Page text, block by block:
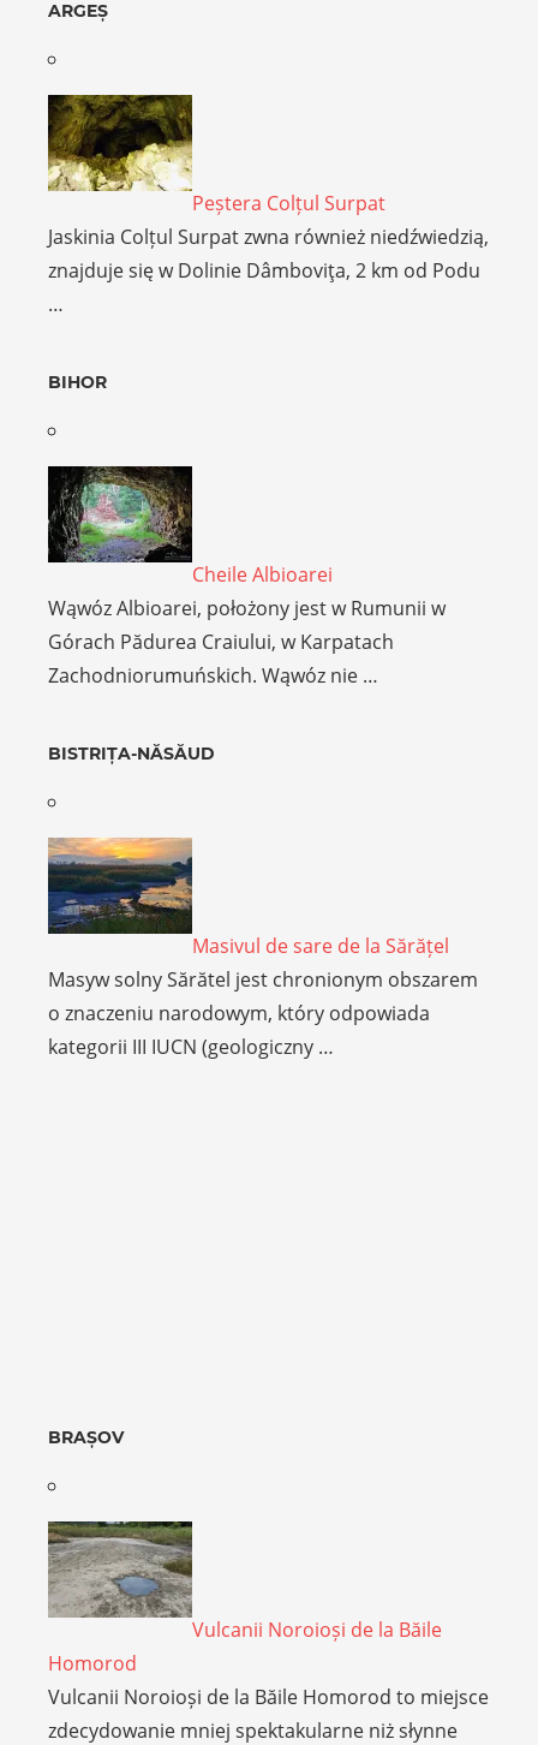
ARGEȘ
Peștera Colțul Surpat
Jaskinia Colțul Surpat zwna również niedźwiedzią,
znajduje się w Dolinie Dâmboviţa, 2 km od Podu
…
BIHOR
Cheile Albioarei
Wąwóz Albioarei, położony jest w Rumunii w
Górach Pădurea Craiului, w Karpatach
Zachodniorumuńskich. Wąwóz nie …
BISTRIȚA-NĂSĂUD
Masivul de sare de la Sărățel
Masyw solny Sărătel jest chronionym obszarem
o znaczeniu narodowym, który odpowiada
kategorii III IUCN (geologiczny …
BRAȘOV
Vulcanii Noroioși de la Băile
Homorod
Vulcanii Noroioși de la Băile Homorod to miejsce
zdecydowanie mniej spektakularne niż słynne